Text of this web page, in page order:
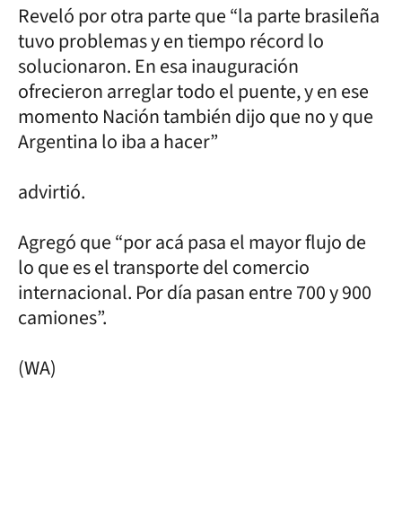
Reveló por otra parte que “la parte brasileña
tuvo problemas y en tiempo récord lo
solucionaron. En esa inauguración
ofrecieron arreglar todo el puente, y en ese
momento Nación también dijo que no y que
Argentina lo iba a hacer”
advirtió.
Agregó que “por acá pasa el mayor flujo de
lo que es el transporte del comercio
internacional. Por día pasan entre 700 y 900
camiones”.
(WA)